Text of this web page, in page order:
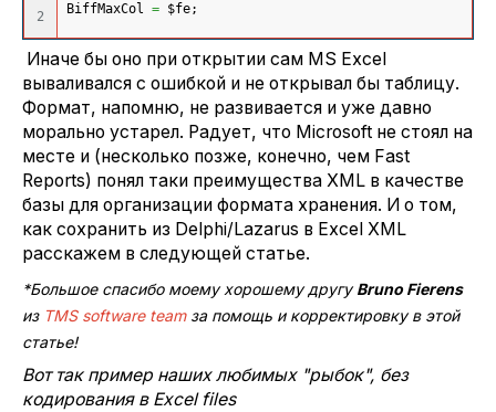
BiffMaxCol = $fe;
Иначе бы оно при открытии сам MS Excel
вываливался с ошибкой и не открывал бы таблицу.
Формат, напомню, не развивается и уже давно
морально устарел. Радует, что Microsoft не стоял на
месте и (несколько позже, конечно, чем Fast
Reports) понял таки преимущества XML в качестве
базы для организации формата хранения. И о том,
как сохранить из Delphi/Lazarus в Excel XML
расскажем в следующей статье.
*Большое спасибо моему хорошему другуBruno Fierens
из TMS software teamза помощь и корректировку в этой
статье!
Вот так пример наших любимых "рыбок", без
кодирования в Excel files